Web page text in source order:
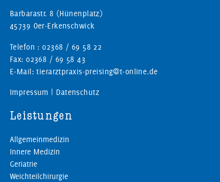
Barbarastr. 8 (Hünenplatz)
45739 Oer-Erkenschwick
Telefon : 02368 / 69 58 22
Fax: 02368 / 69 58 43
E-Mail: tierarztpraxis-preising@t-online.de
Impressum | Datenschutz
Leistungen
Allgemeinmedizin
Innere Medizin
Geriatrie
Weichteilchirurgie